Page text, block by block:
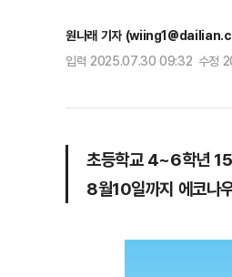
원나래 기자
입력 2025.07.30 09:32 수정
초등학교 4~6학년
8월10일까지 에코나